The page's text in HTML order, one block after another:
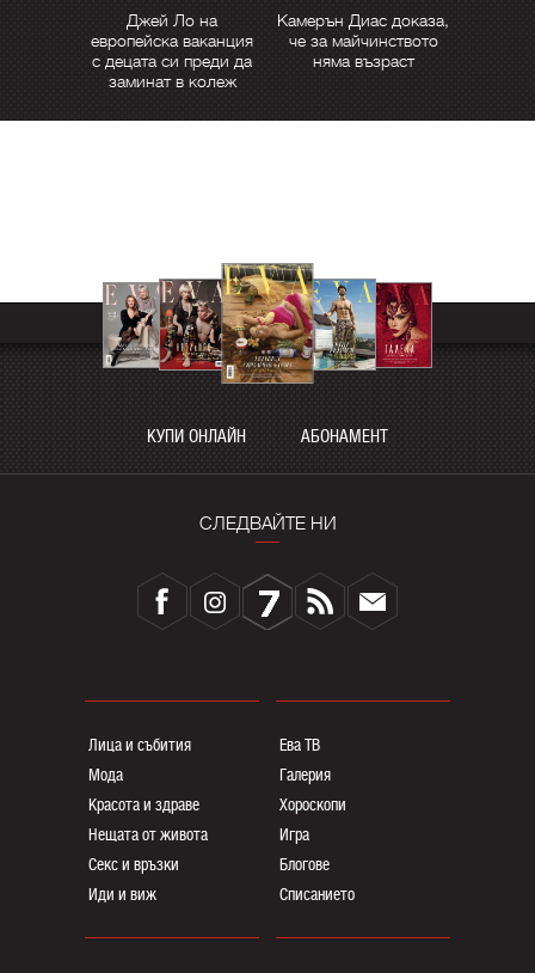
Джей Ло на
европейска ваканция
с децата си преди да
заминат в колеж
Камерън Диас доказа,
че за майчинството
няма възраст
КУПИ ОНЛАЙН АБОНАМЕНТ
СЛЕДВАЙТЕ НИ
Лица и събития
Мода
Красота и здраве
Нещата от живота
Секс и връзки
Иди и виж
Ева ТВ
Галерия
Хороскопи
Игра
Блогoве
Списанието